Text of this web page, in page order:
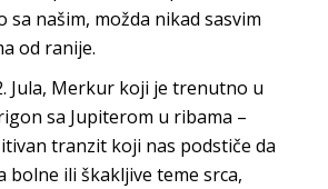
sa našim, možda nikad sasvim
od ranije.
Jula, Merkur koji je trenutno u
sa Jupiterom u ribama –
tranzit koji nas podstiče da
bolne ili škakljive teme srca,